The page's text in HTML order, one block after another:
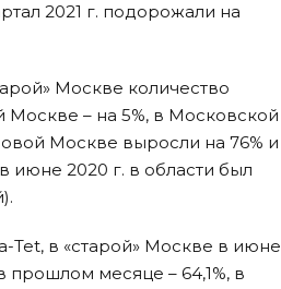
2021 г. подорожали на
Москве количество
Москве – на 5%, в Московской
Москве выросли на 76% и
июне 2020 г. в области был
Tet, в «старой» Москве в июне
прошлом месяце – 64,1%, в